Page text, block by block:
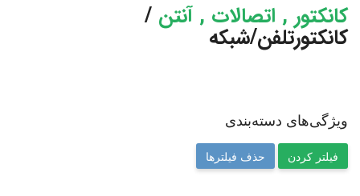
کانکتور , اتصالات , آنتن /
کانکتورتلفن/شبکه
ویژگی‌های دسته‌بندی
حذف فیلترها